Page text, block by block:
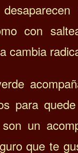
con
cambia
para
un
que te